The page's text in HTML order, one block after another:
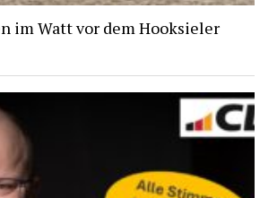
im Watt vor dem Hooksieler